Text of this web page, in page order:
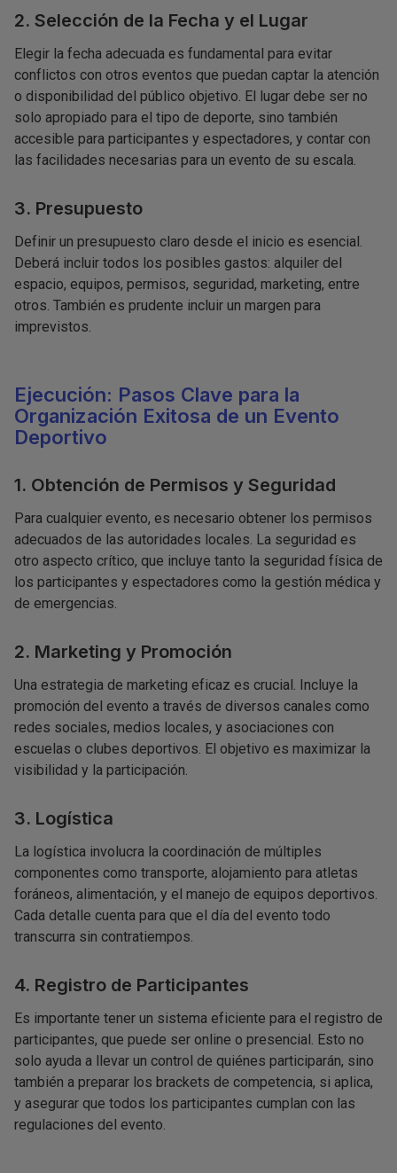
2. Selección de la Fecha y el Lugar
Elegir la fecha adecuada es fundamental para evitar
conflictos con otros eventos que puedan captar la atención
o disponibilidad del público objetivo. El lugar debe ser no
solo apropiado para el tipo de deporte, sino también
accesible para participantes y espectadores, y contar con
las facilidades necesarias para un evento de su escala.
3. Presupuesto
Definir un presupuesto claro desde el inicio es esencial.
Deberá incluir todos los posibles gastos: alquiler del
espacio, equipos, permisos, seguridad, marketing, entre
otros. También es prudente incluir un margen para
imprevistos.
Ejecución: Pasos Clave para la
Organización Exitosa de un Evento
Deportivo
1. Obtención de Permisos y Seguridad
Para cualquier evento, es necesario obtener los permisos
adecuados de las autoridades locales. La seguridad es
otro aspecto crítico, que incluye tanto la seguridad física de
los participantes y espectadores como la gestión médica y
de emergencias.
2. Marketing y Promoción
Una estrategia de marketing eficaz es crucial. Incluye la
promoción del evento a través de diversos canales como
redes sociales, medios locales, y asociaciones con
escuelas o clubes deportivos. El objetivo es maximizar la
visibilidad y la participación.
3. Logística
La logística involucra la coordinación de múltiples
componentes como transporte, alojamiento para atletas
foráneos, alimentación, y el manejo de equipos deportivos.
Cada detalle cuenta para que el día del evento todo
transcurra sin contratiempos.
4. Registro de Participantes
Es importante tener un sistema eficiente para el registro de
participantes, que puede ser online o presencial. Esto no
solo ayuda a llevar un control de quiénes participarán, sino
también a preparar los brackets de competencia, si aplica,
y asegurar que todos los participantes cumplan con las
regulaciones del evento.